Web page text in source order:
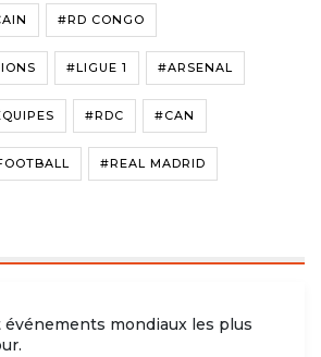
#RD CONGO
#LIGUE 1 #ARSENAL
#RDC #CAN
#REAL MADRID
événements mondiaux les plus